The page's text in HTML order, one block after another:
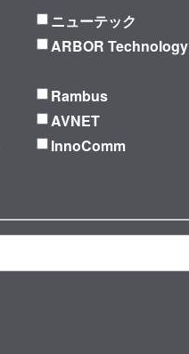
ニューテック
ARBOR Technology
Rambus
AVNET
InnoComm